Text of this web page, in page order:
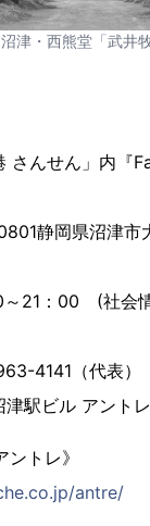
沼津・西熊堂「武井牧
んせん」内『
静岡県沼津
21：00 (社会
4141（代表）
駅ビル アント
ントレ》
antre/